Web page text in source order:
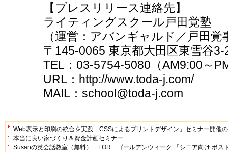
【プレスリリース連絡先】
ライティングスクール戸田覚塾
（運営：アバンギャルド／戸田覚
〒145-0065 東京都大田区東雪谷3-
TEL：03-5754-5080（AM9:00～
URL：http://www.toda-j.com/
MAIL：school@toda-j.com
Web表示と印刷の統合を実践「CSSによるプリントデザイン」セミナー開催
本当に良い家づくり＆資金計画セミナー
Susanの英会話教室（無料） FOR ゴールデンウィーク 「シニア向け ボス